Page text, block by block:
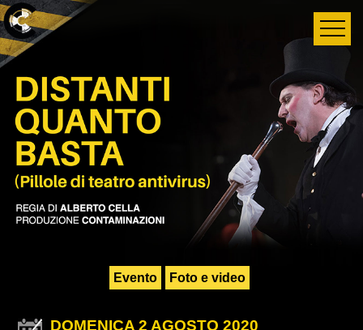
Evento Foto e video
DOMENICA 2 AGOSTO 2020